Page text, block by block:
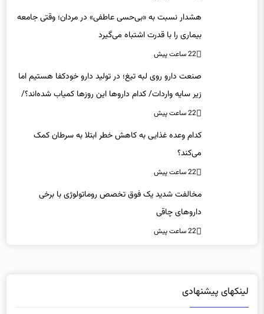
هشدار نسبت به «بی‌حسی عاطفی» در مردان؛ وقتی جامعه
بیماری را با قدرت اشتباه می‌گیرد
22 ساعت پیش
صنعت دارو روی لبه تیغ؛ در تولید دارو خودکفا هستیم اما
زیر سایه واردات/ کدام داروها این روزها کمیاب شده‌اند؟/
«کشور سه ماه ذخیره دارویی دارد»
22 ساعت پیش
کدام وعده غذایی به کاهش خطر ابتلا به سرطان کمک
می‌کند؟
22 ساعت پیش
مخالفت شدید یک فوق تخصص روماتولوژی با برخی
داروهای چاقی
22 ساعت پیش
لینکهای پیشنهادی